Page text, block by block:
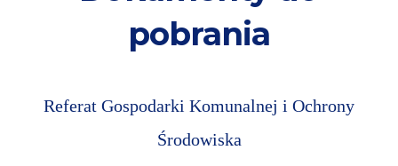
pobrania
Referat Gospodarki Komunalnej i Ochrony
Środowiska